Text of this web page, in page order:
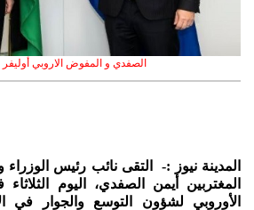
الصفدي و المفوض الاروبي أوليفر
المدينة نيوز :- التقى نائب رئيس
المغتربين أيمن الصفدي، اليوم
الأوروبي لشؤون التوسع والجوار في